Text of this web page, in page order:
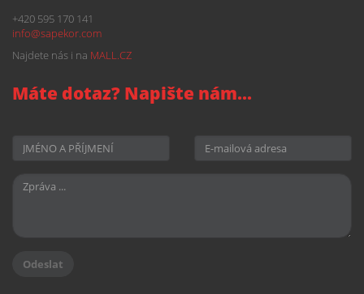
+420 595 170 141
info@sapekor.com
Najdete nás i na MALL.CZ
Máte dotaz? Napište nám...
Odeslat